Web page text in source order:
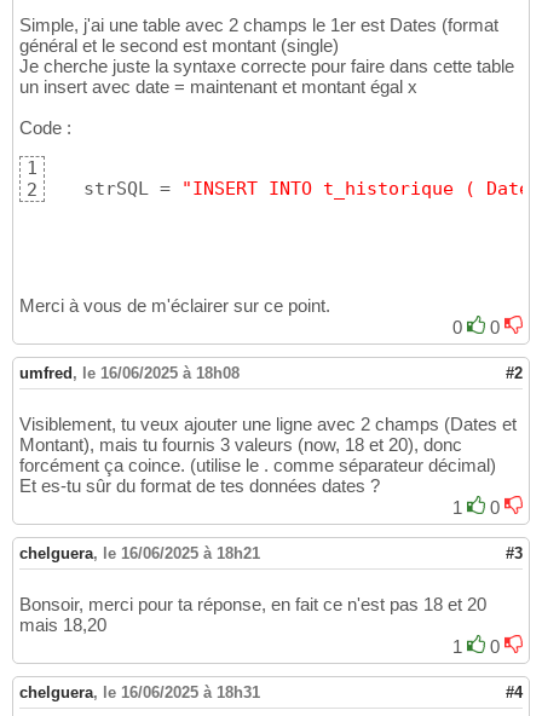
Simple, j'ai une table avec 2 champs le 1er est Dates (format
général et le second est montant (single)
Je cherche juste la syntaxe correcte pour faire dans cette table
un insert avec date = maintenant et montant égal x
Code :
1
2
   strSQL =
"INSERT INTO t_historique (
Merci à vous de m'éclairer sur ce point.
0
0
umfred , le 16/06/2025 à 18h08 #2
Visiblement, tu veux ajouter une ligne avec 2 champs (Dates et
Montant), mais tu fournis 3 valeurs (now, 18 et 20), donc
forcément ça coince. (utilise le . comme séparateur décimal)
Et es-tu sûr du format de tes données dates ?
1
0
chelguera, le 16/06/2025 à 18h21 #3
Bonsoir, merci pour ta réponse, en fait ce n'est pas 18 et 20
mais 18,20
1
0
chelguera, le 16/06/2025 à 18h31 #4